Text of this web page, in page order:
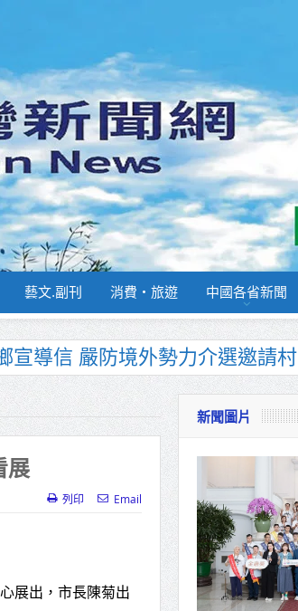
藝文.副刊 消費‧旅遊 中國各省新聞
首配全自動電動擔架床
論壇揭開好飯祕密、飄米香
颱風各項防災準備工作
設 推動瑞芳礦業文化保存 打造
桃消救護量能
4棟日式穀倉重現風華
展
列印 Email
展出，市長陳菊出
新聞圖片